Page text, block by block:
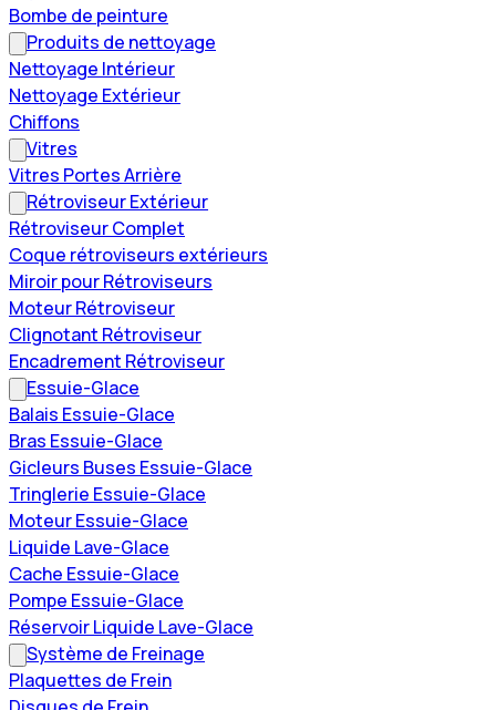
Bombe de peinture
Produits de nettoyage
Nettoyage Intérieur
Nettoyage Extérieur
Chiffons
Vitres
Vitres Portes Arrière
Rétroviseur Extérieur
Rétroviseur Complet
Coque rétroviseurs extérieurs
Miroir pour Rétroviseurs
Moteur Rétroviseur
Clignotant Rétroviseur
Encadrement Rétroviseur
Essuie-Glace
Balais Essuie-Glace
Bras Essuie-Glace
Gicleurs Buses Essuie-Glace
Tringlerie Essuie-Glace
Moteur Essuie-Glace
Liquide Lave-Glace
Cache Essuie-Glace
Pompe Essuie-Glace
Réservoir Liquide Lave-Glace
Système de Freinage
Plaquettes de Frein